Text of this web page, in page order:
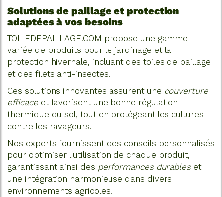
Solutions de paillage et protection
adaptées à vos besoins
TOILEDEPAILLAGE.COM propose une gamme
variée de produits pour le jardinage et la
protection hivernale, incluant des toiles de paillage
et des filets anti-insectes.
Ces solutions innovantes assurent une couverture
efficace et favorisent une bonne régulation
thermique du sol, tout en protégeant les cultures
contre les ravageurs.
Nos experts fournissent des conseils personnalisés
pour optimiser l'utilisation de chaque produit,
garantissant ainsi des performances durableset
une intégration harmonieuse dans divers
environnements agricoles.